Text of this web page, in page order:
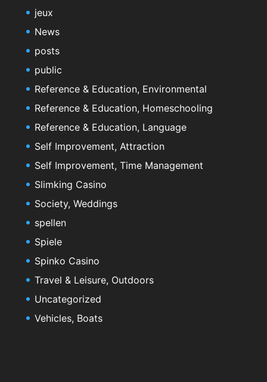
jeux
News
posts
public
Reference & Education, Environmental
Reference & Education, Homeschooling
Reference & Education, Language
Self Improvement, Attraction
Self Improvement, Time Management
Slimking Casino
Society, Weddings
spellen
Spiele
Spinko Casino
Travel & Leisure, Outdoors
Uncategorized
Vehicles, Boats